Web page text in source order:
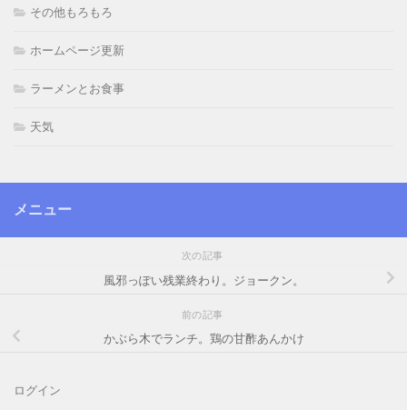
その他もろもろ
ホームページ更新
ラーメンとお食事
天気
メニュー
次の記事
風邪っぽい残業終わり。ジョークン。
前の記事
かぶら木でランチ。鶏の甘酢あんかけ
ログイン